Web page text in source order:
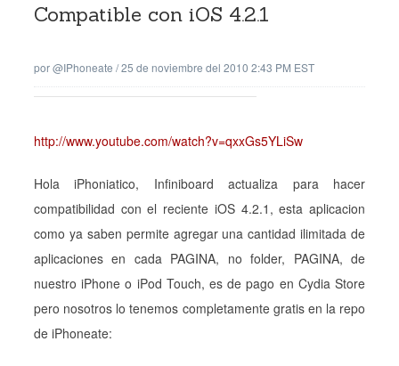
Compatible con iOS 4.2.1
por@iPhoneate /25 de noviembre del 2010 2:43 PM EST
http://www.youtube.com/watch?v=qxxGs5YLiSw
Hola iPhoniatico, Infiniboard actualiza para hacer
compatibilidad con el reciente iOS 4.2.1, esta aplicacion
como ya saben permite agregar una cantidad ilimitada de
aplicaciones en cada PAGINA, no folder, PAGINA, de
nuestro iPhone o iPod Touch, es de pago en Cydia Store
pero nosotros lo tenemos completamente gratis en la repo
de iPhoneate: